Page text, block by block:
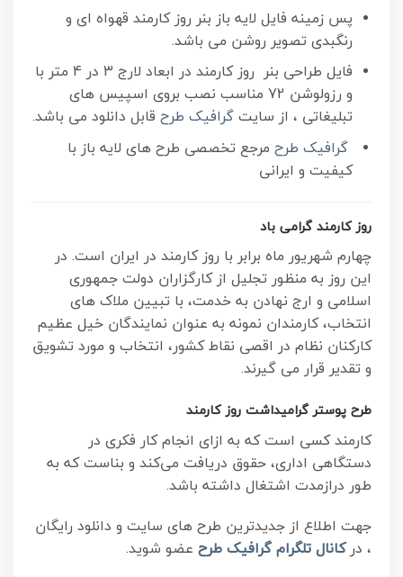
پس زمینه فایل لایه باز بنر روز کارمند قهواه ای و
رنگبدی تصویر روشن می باشد.
فایل طراحی بنر روز کارمند در ابعاد لارج 3 در 4 متر با
و رزولوشن 72 مناسب نصب بروی اسپیس های
تبلیغاتی ، از سایت گرافیک طرحقابل دانلود می باشد.
گرافیک طرحمرجع تخصصی طرح های لایه باز با
کیفیت و ایرانی
روز کارمند گرامی باد
چهارم شهریور ماه برابر با روز کارمند در ایران است. در
این روز به منظور تجلیل از کارگزاران دولت جمهوری
اسلامی و ارج نهادن به خدمت، با تبیین ملاک های
انتخاب، کارمندان نمونه به عنوان نمایندگان خیل عظیم
کارکنان نظام در اقصی نقاط کشور، انتخاب و مورد تشویق
و تقدیر قرار می گیرند.
طرح پوستر گرامیداشت روز کارمند
کارمند کسی است که به ازای انجام کار فکری در
دستگاهی اداری، حقوق دریافت می‌کند و بناست که به
طور درازمدت اشتغال داشته باشد.
جهت اطلاع از جدیدترین طرح های سایت و دانلود رایگان
، درکانال تلگرام گرافیک طرح عضو شوید.